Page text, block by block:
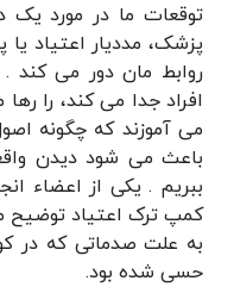
توقعات ما در مورد یک
پزشک، مددیار اعتیاد یا
روابط مان دور می کند .
افراد جدا می کند، را
می آموزند که چگونه
باعث می شود دیدن
ببریم . یکی از اعضاء
کمپ ترک اعتیاد
به علت صدماتی که در
حسی شده بود.